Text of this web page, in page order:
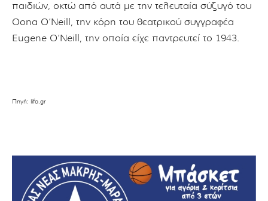
παιδιών, οκτώ από αυτά με την τελευταία σύζυγό του
Oona O’Neill, την κόρη του θεατρικού συγγραφέα
Eugene O’Neill, την οποία είχε παντρευτεί το 1943.
Πηγή: lifo.gr